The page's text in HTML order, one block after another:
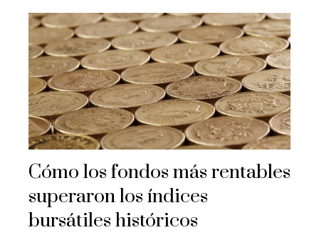
Cómo los fondos más rentables
superaron los índices
bursátiles históricos